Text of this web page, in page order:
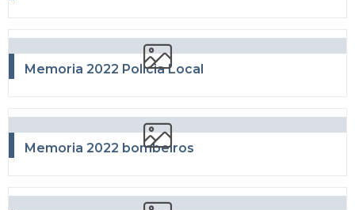
Memoria 2022 Policia Local
Memoria 2022 bombeiros